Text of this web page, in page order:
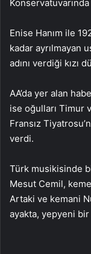
Enise Hanım ile
kadar ayrılmayan
adını verdiği kızı
AA’da yer alan
ise oğulları Timur
Fransız
verdi.
Türk musikisinde
Mesut Cemil,
Artaki ve kemani
ayakta, yepyeni